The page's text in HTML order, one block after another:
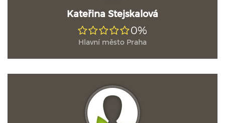
Kateřina Stejskalová
0%
Hlavní město Praha